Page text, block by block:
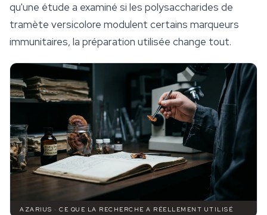
qu'une étude a examiné si les polysaccharides de
tramète versicolore modulent certains marqueurs
immunitaires, la préparation utilisée change tout.
AZARIUS · CE QUE LA RECHERCHE A RÉELLEMENT UTILISÉ